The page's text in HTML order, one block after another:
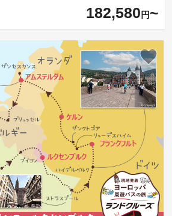
182,580 円